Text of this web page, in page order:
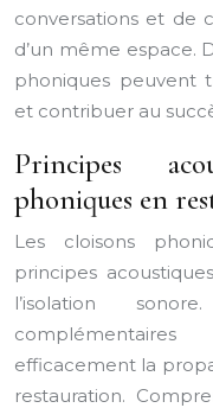
conversations et de
d’un même espace.
phoniques peuvent
et contribuer au
Principes
phoniques en
Les cloisons
principes
l’isolation
efficacement la
restauration.